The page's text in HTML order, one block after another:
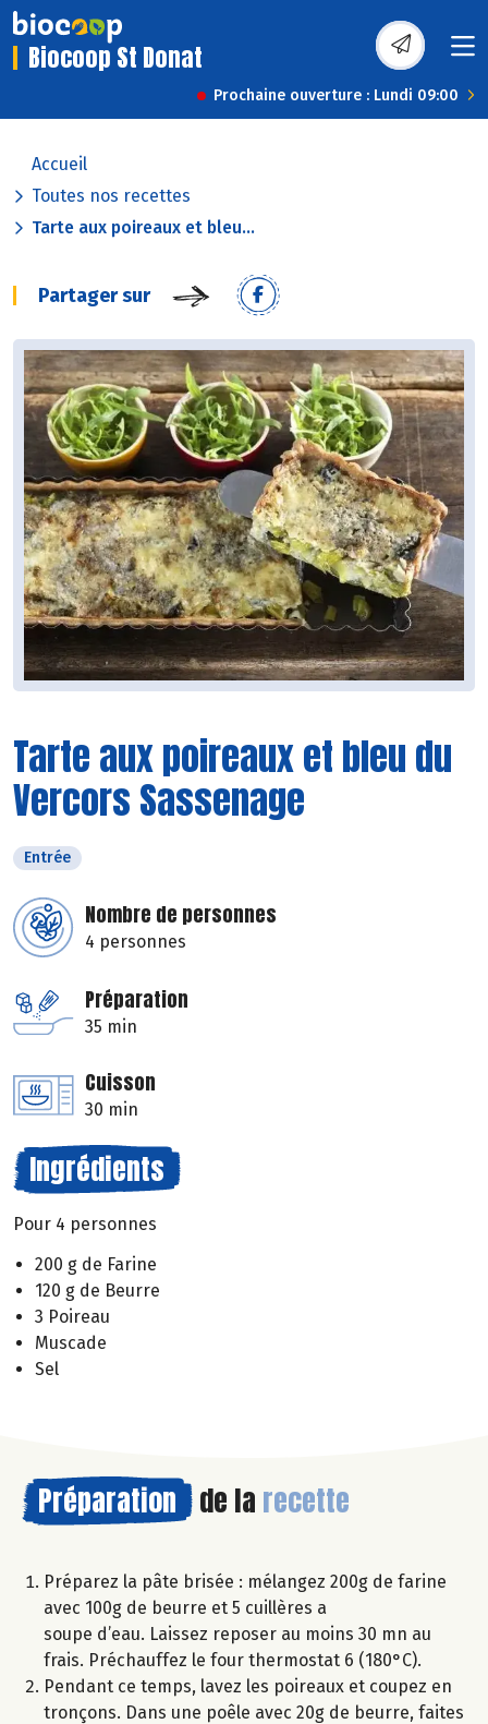
Biocoop St Donat
Prochaine ouverture : Lundi 09:00
Accueil
Toutes nos recettes
Tarte aux poireaux et bleu...
Partager sur
Tarte aux poireaux et bleu du
Vercors Sassenage
Entrée
Nombre de personnes
4 personnes
Préparation
35 min
Cuisson
30 min
Ingrédients
Pour 4 personnes
200 g de Farine
120 g de Beurre
3 Poireau
Muscade
Sel
Préparation de la recette
Préparez la pâte brisée : mélangez 200g de farine
avec 100g de beurre et 5 cuillères a
soupe d’eau. Laissez reposer au moins 30 mn au
frais. Préchauffez le four thermostat 6 (180°C).
Pendant ce temps, lavez les poireaux et coupez en
tronçons. Dans une poêle avec 20g de beurre, faites